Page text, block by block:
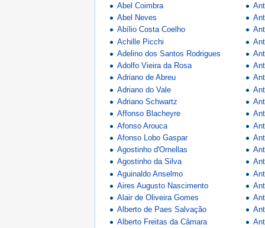
Abel Coimbra
Abel Neves
Abílio Costa Coelho
Achille Picchi
Adelino dos Santos Rodrigues
Adolfo Vieira da Rosa
Adriano de Abreu
Adriano do Vale
Adriano Schwartz
Affonso Blacheyre
Afonso Arouca
Afonso Lobo Gaspar
Agostinho d'Ornellas
Agostinho da Silva
Aguinaldo Anselmo
Aires Augusto Nascimento
Alair de Oliveira Gomes
Alberto de Paes Salvação
Alberto Freitas da Câmara